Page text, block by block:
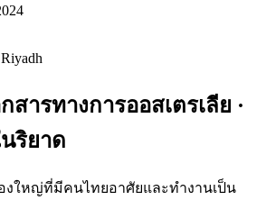
Riyadh
สารทางการออสเตรเลีย ·
ริยาด
องใหญ่ที่มีคนไทยอาศัยและทำงานเป็น